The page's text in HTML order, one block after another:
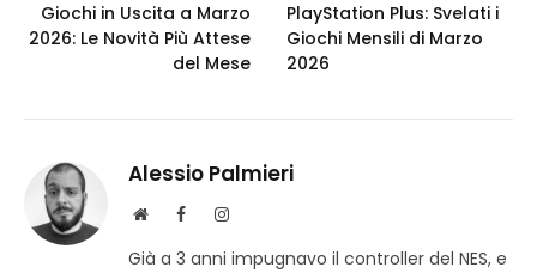
Giochi in Uscita a Marzo
2026: Le Novità Più Attese
del Mese
PlayStation Plus: Svelati i
Giochi Mensili di Marzo
2026
Alessio Palmieri
S
t
F
c
I
s
Già a 3 anni impugnavo il controller del NES, e